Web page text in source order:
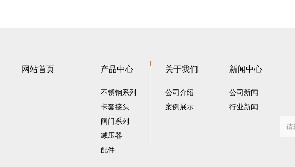
网站首页 产品中心
不锈钢系列
卡套接头
阀门系列
减压器
配件
关于我们
公司介绍
案例展示
新闻中心
公司新闻
行业新闻